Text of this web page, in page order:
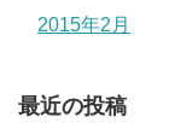
2015年2月
最近の投稿